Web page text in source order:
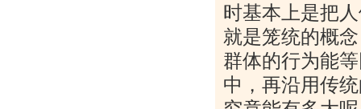
时基本上是把
就是笼统的概
群体的行为能
中，再沿用传